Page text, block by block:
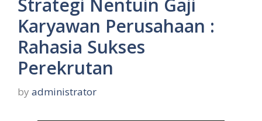
Karyawan Perusahaan :
Rahasia Sukses
Perekrutan
by administrator